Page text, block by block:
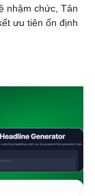
nhậm chức, Tân
ưu tiên ổn định